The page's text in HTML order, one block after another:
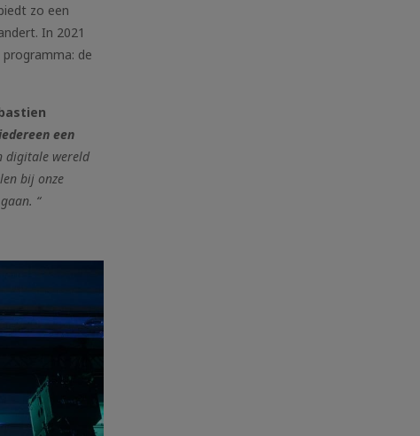
zo een
In 2021
de
een
digitale wereld
bij onze
“